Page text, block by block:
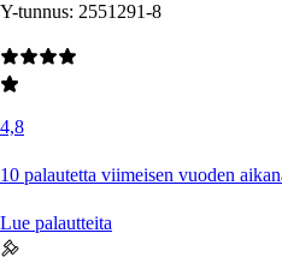
Y-tunnus: 2551291-8
4,8
10 palautetta viimeisen vuoden
Lue palautteita